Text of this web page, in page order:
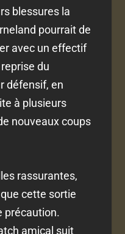
blessures la
pourrait de
avec un effectif
du
défensif, en
à plusieurs
nouveaux coups
rassurantes,
cette sortie
précaution.
amical suit